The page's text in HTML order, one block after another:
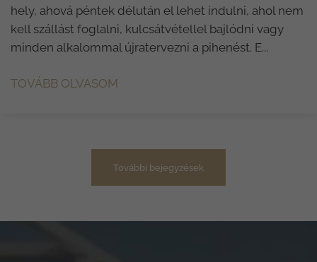
hely, ahová péntek délután el lehet indulni, ahol nem
kell szállást foglalni, kulcsátvétellel bajlódni vagy
minden alkalommal újratervezni a pihenést. E...
TOVÁBB OLVASOM
További bejegyzések